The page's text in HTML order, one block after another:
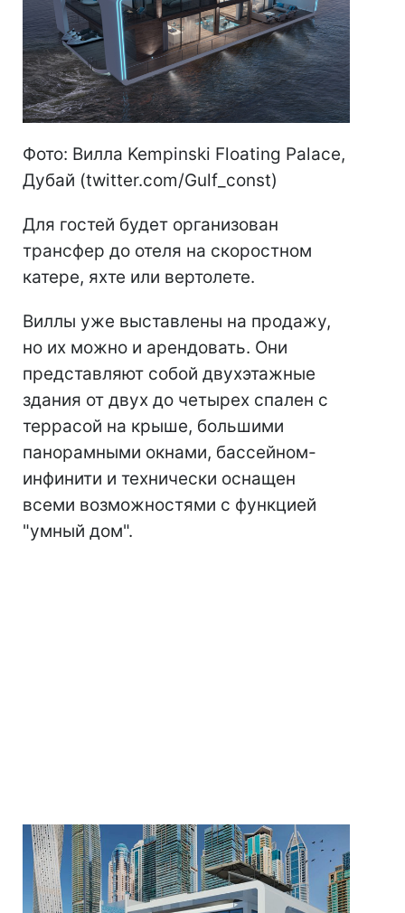
Фото: Вилла Kempinski Floating Palace,
Дубай (twitter.com/Gulf_const)
Для гостей будет организован
трансфер до отеля на скоростном
катере, яхте или вертолете.
Виллы уже выставлены на продажу,
но их можно и арендовать. Они
представляют собой двухэтажные
здания от двух до четырех спален с
террасой на крыше, большими
панорамными окнами, бассейном-
инфинити и технически оснащен
всеми возможностями с функцией
"умный дом".